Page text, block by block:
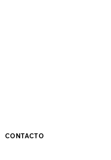
CONTACTO